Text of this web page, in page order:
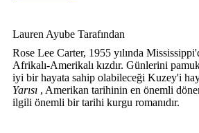
Lauren Ayube Tarafından
Rose Lee Carter, 1955 yılında
Afrikalı-Amerikalı kızdır. Günlerini
iyi bir hayata sahip olabileceği Kuzey'i
Yarısı , Amerikan tarihinin en önemli
ilgili önemli bir tarihi kurgu romanıdır.